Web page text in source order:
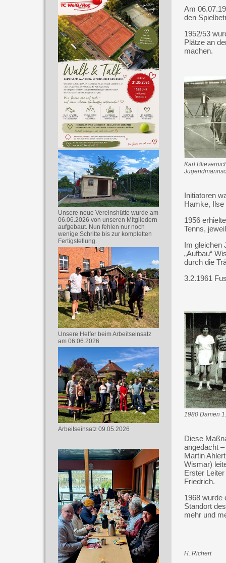
Unsere neue Vereinshütte wurde am
06.06.2026 von unseren Mitgliedern
aufgebaut. Nun fehlen nur noch
wenige Schritte bis zur kompletten
Fertigstellung.
Unsere Helfer beim Arbeitseinsatz
am 06.06.2026
Arbeitseinsatz 09.05.2026
Am
den
1952/53
Plätze an
machen.
Karl
Initiatoren
Hamke, Ilse
1956
Tenns,
Im gleichen
„Aufbau“
durch die
3.2.1961
1980 Damen
Diese
angedacht
Martin
Wismar)
Erster
Friedrich.
1968 wurde
Standort
mehr und
H. Richert